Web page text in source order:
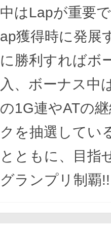
中はLapが重要
ap獲得時に発展
に勝利すればボ
入、ボーナス中
の1G連やATの
クを抽選してい
とともに、目指
グランプリ制覇!!